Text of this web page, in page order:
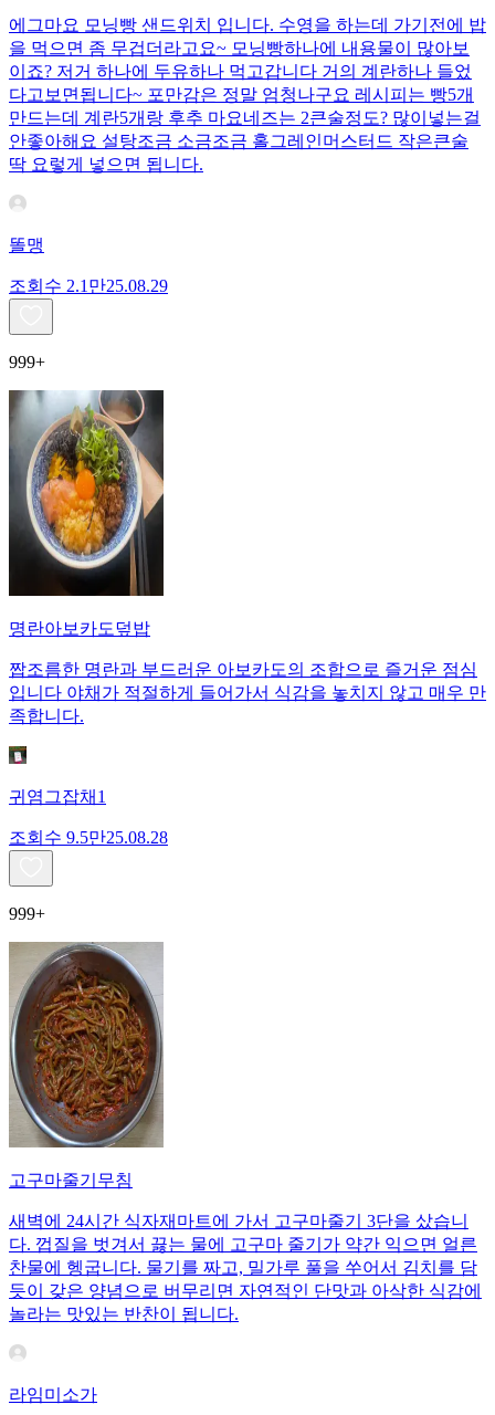
에그마요 모닝빵 샌드위치 입니다. 수영을 하는데 가기전에 밥
을 먹으면 좀 무겁더라고요~ 모닝빵하나에 내용물이 많아보
이죠? 저거 하나에 두유하나 먹고갑니다 거의 계란하나 들었
다고보면됩니다~ 포만감은 정말 엄청나구요 레시피는 빵5개
만드는데 계란5개랑 후추 마요네즈는 2큰술정도? 많이넣는걸
안좋아해요 설탕조금 소금조금 홀그레인머스터드 작은큰술
딱 요렇게 넣으면 됩니다.
똘맹
조회수 2.1만25.08.29
999+
명란아보카도덮밥
짭조름한 명란과 부드러운 아보카도의 조합으로 즐거운 점심
입니다 야채가 적절하게 들어가서 식감을 놓치지 않고 매우 만
족합니다.
귀염그잡채1
조회수 9.5만25.08.28
999+
고구마줄기무침
새벽에 24시간 식자재마트에 가서 고구마줄기 3단을 샀습니
다. 껍질을 벗겨서 끓는 물에 고구마 줄기가 약간 익으면 얼른
찬물에 헹굽니다. 물기를 짜고, 밀가루 풀을 쑤어서 김치를 담
듯이 갖은 양념으로 버무리면 자연적인 단맛과 아삭한 식감에
놀라는 맛있는 반찬이 됩니다.
라임미소가